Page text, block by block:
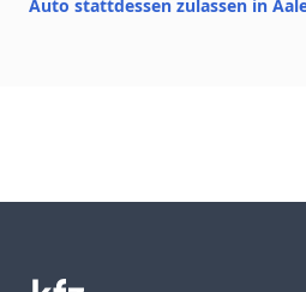
Auto stattdessen zulassen in